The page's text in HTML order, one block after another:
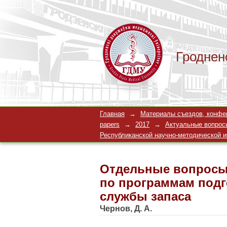
Отдельные
подготовки
Главная →
Материалы съездов,
papers
→ 2017 →
Актуальные
Республиканской научно-методической
Отдельные вопросы
по программам
службы запаса
Чернов, Д. А.